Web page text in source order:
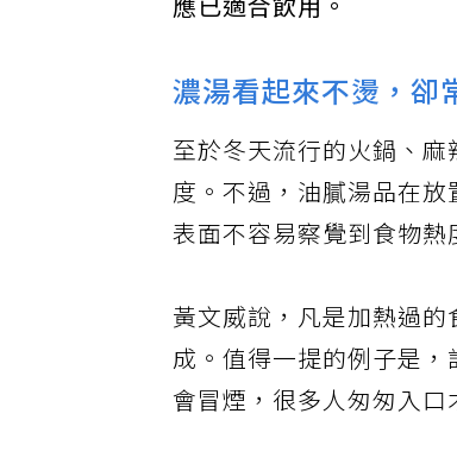
應已適合飲用。
濃湯看起來不燙，卻
至於冬天流行的火鍋、
度。不過，油膩湯品在
表面不容易察覺到食物熱
黃文威說，凡是加熱過
成。值得一提的例子是
會冒煙，很多人匆匆入口